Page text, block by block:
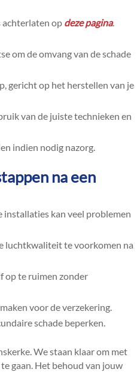
achterlaten op deze pagina.​
om de omvang van de schade
gericht op het herstellen van je
van de juiste technieken en
indien nodig nazorg.​
na een
kan veel problemen
luchtkwaliteit te voorkomen na
op te ruimen zonder
voor de verzekering.​
schade beperken.​
We staan klaar om met
gaan.​ Het behoud van jouw